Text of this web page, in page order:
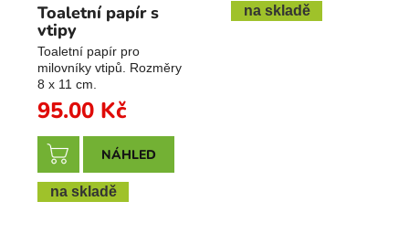
Toaletní papír s
vtipy
Toaletní papír pro
milovníky vtipů. Rozměry
8 x 11 cm.
95.00 Kč
NÁHLED
na skladě
na skladě